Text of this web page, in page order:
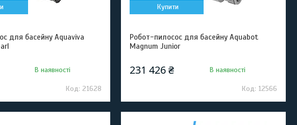
для басейну Aquaviva
В наявності
21628
Купити
Робот-пилосос для басейну Aquabot
Magnum Junior
231 426 ₴ В наявності
12566